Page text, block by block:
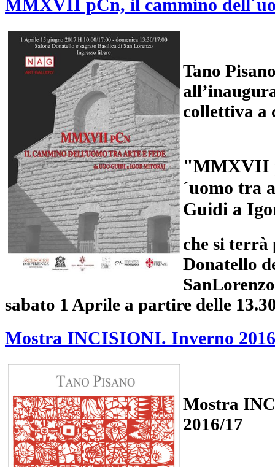
MMXVII pCn, il cammino
Tano
collettiva a
"MMXVII
´uomo tra
Guidi a
che si terrà
Donatello
sabato 1 Aprile a partire delle
Mostra INCISIONI. Inverno
Mostra
2016/17